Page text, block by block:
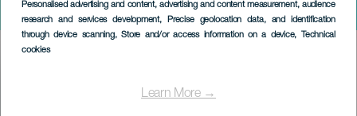
Personalised advertising and content, advertising and content measurement, audience
research and services development, Precise geolocation data, and identification
through device scanning, Store and/or access information on a device, Technical
cookies
Learn More →
Breña Baja à Noël
Imagen